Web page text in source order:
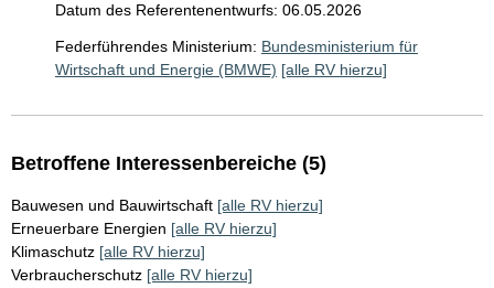
Datum des Referentenentwurfs: 06.05.2026
Federführendes Ministerium: Bundesministerium für
Wirtschaft und Energie (BMWE) [alle RV hierzu]
Betroffene Interessenbereiche (5)
Bauwesen und Bauwirtschaft [alle RV hierzu]
Erneuerbare Energien [alle RV hierzu]
Klimaschutz [alle RV hierzu]
Verbraucherschutz [alle RV hierzu]